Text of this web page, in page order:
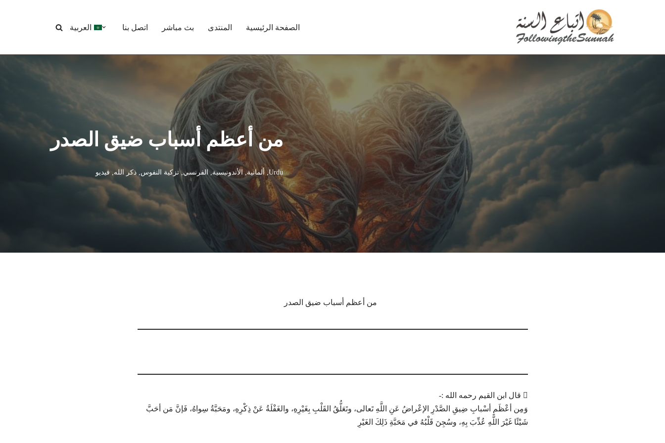
المحتوى
الصفحة الرئيسية المنتدى بث مباشر اتصل بنا العربية
من أعظم أسباب ضيق الصدر
Urdu
,ألمانية,الأندونيسية, الفرنسي,تزكية النفوس ذكر الله فيديو
من أعظم أسباب ضيق الصدر
 قال ابن القيم رحمه الله :-
وَمِن أعْظَمِ أسْبابِ ضِيقِ الصَّدْرِ الإعْراضُ عَنِ اللَّهِ تَعالى، وتَعَلُّقُ القَلْبِ بِغَيْرِهِ، والغَفْلَةُ عَنْ ذِكْرِهِ، ومَحَبَّةُ سِواهُ، فَإنَّ مَن أحَبَّ
شَيْئًا غَيْرَ اللَّهِ عُذِّبَ بِهِ، وسُجِنَ قَلْبُهُ في مَحَبَّةِ ذَلِكَ الغَيْرِ